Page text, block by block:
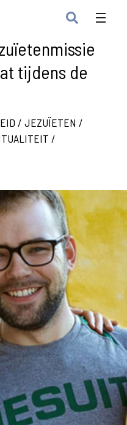
tijdens de
/ JEZUÏETEN /
/